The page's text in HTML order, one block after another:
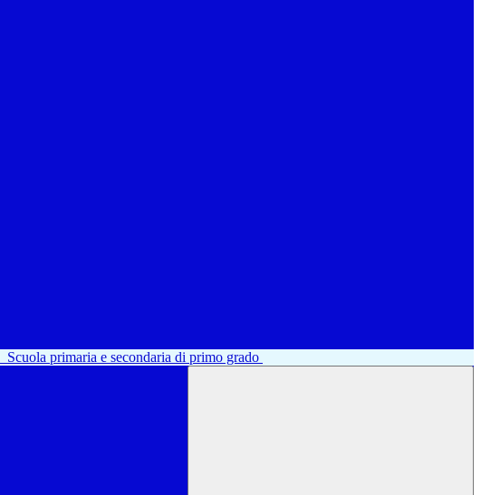
Scuola primaria e secondaria di primo grado